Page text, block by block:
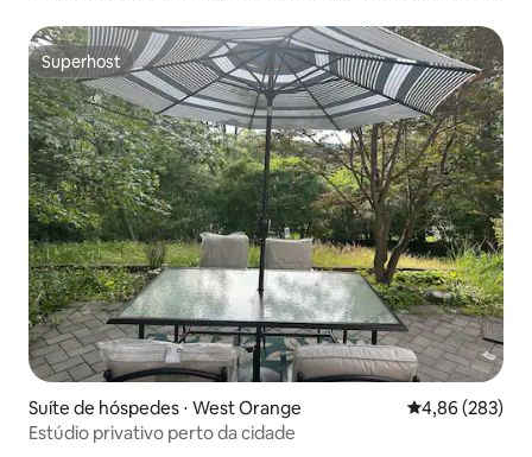
Superhost
Superhost
Suíte de hóspedes ⋅ West Orange 4,86 de uma
4,86 (283)
Estúdio privativo perto da cidade